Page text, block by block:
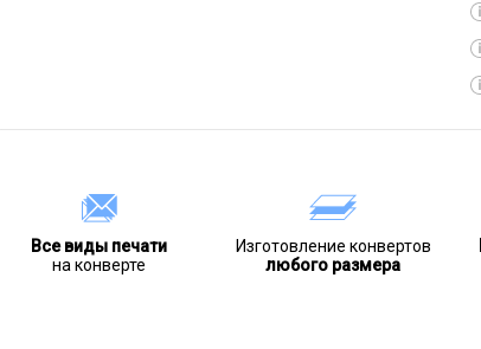
Все виды печати
на конверте
Изготовление конвертов
любого размера